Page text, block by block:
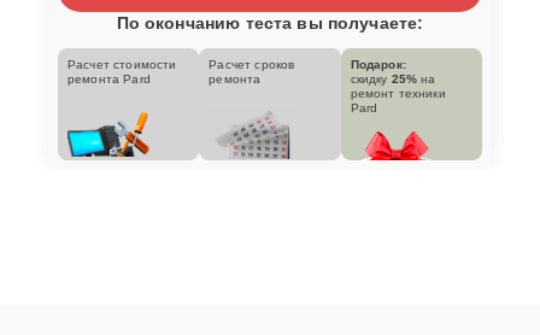
По окончанию теста вы получаете:
Расчет стоимости
ремонта Pard
Расчет сроков
ремонта
Подарок:
скидку 25% на
ремонт техники
Pard